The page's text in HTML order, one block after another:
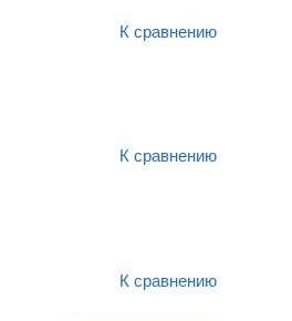
К сравнению
К сравнению
К сравнению